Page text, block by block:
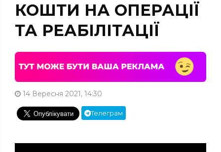
КОШТИ НА ОПЕРАЦІЇ
ТА РЕАБІЛІТАЦІЇ
14 Вересня 2021, 14:30
Телеграм